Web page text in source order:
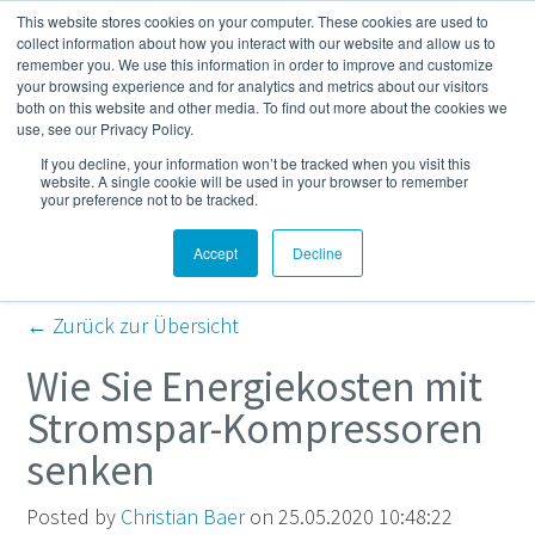
This website stores cookies on your computer. These cookies are used to
collect information about how you interact with our website and allow us to
remember you. We use this information in order to improve and customize
your browsing experience and for analytics and metrics about our visitors
both on this website and other media. To find out more about the cookies we
use, see our Privacy Policy.
If you decline, your information won’t be tracked when you visit this
website. A single cookie will be used in your browser to remember
your preference not to be tracked.
Accept Decline
Mehr
Kompressor- und
Druckluft-Blog
← Zurück zur Übersicht
Wie Sie Energiekosten mit
Stromspar-Kompressoren
senken
Posted by Christian Baeron 25.05.2020 10:48:22